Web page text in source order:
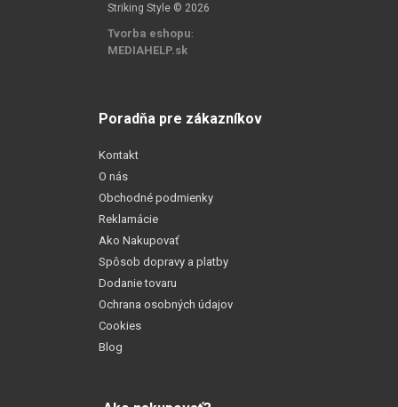
Striking Style © 2026
Tvorba eshopu:
MEDIAHELP.sk
Poradňa pre zákazníkov
Kontakt
O nás
Obchodné podmienky
Reklamácie
Ako Nakupovať
Spôsob dopravy a platby
Dodanie tovaru
Ochrana osobných údajov
Cookies
Blog